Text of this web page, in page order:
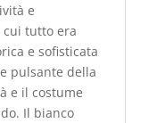
e
cui tutto era
e sofisticata
pulsante della
e il costume
Il bianco